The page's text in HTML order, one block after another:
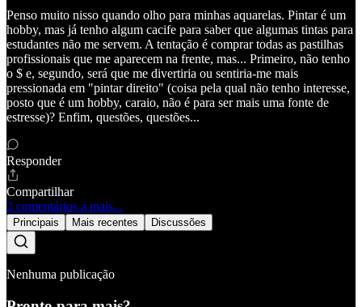
Penso muito nisso quando olho para minhas aquarelas. Pintar é um
hobby, mas já tenho algum cacife para saber que algumas tintas para
estudantes não me servem. A tentação é comprar todas as pastilhas
profissionais que me aparecem na frente, mas... Primeiro, não tenho
o $ e, segundo, será que me divertiria ou sentiria-me mais
pressionada em "pintar direito" (coisa pela qual não tenho interesse,
posto que é um hobby, caraio, não é para ser mais uma fonte de
estresse)? Enfim, questões, questões...
Responder
Compartilhar
2 comentários a mais...
Principais Mais recentes Discussões
Nenhuma publicação